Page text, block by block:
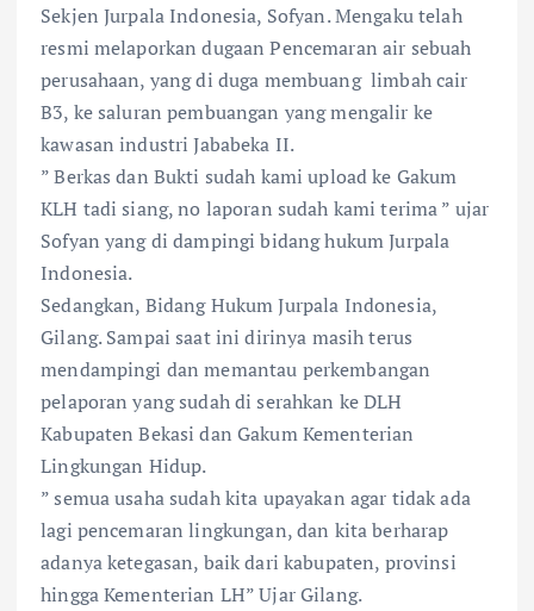
Sekjen Jurpala Indonesia, Sofyan. Mengaku telah
resmi melaporkan dugaan Pencemaran air sebuah
perusahaan, yang di duga membuang limbah cair
B3, ke saluran pembuangan yang mengalir ke
kawasan industri Jababeka II.
” Berkas dan Bukti sudah kami upload ke Gakum
KLH tadi siang, no laporan sudah kami terima ” ujar
Sofyan yang di dampingi bidang hukum Jurpala
Indonesia.
Sedangkan, Bidang Hukum Jurpala Indonesia,
Gilang. Sampai saat ini dirinya masih terus
mendampingi dan memantau perkembangan
pelaporan yang sudah di serahkan ke DLH
Kabupaten Bekasi dan Gakum Kementerian
Lingkungan Hidup.
” semua usaha sudah kita upayakan agar tidak ada
lagi pencemaran lingkungan, dan kita berharap
adanya ketegasan, baik dari kabupaten, provinsi
hingga Kementerian LH” Ujar Gilang.